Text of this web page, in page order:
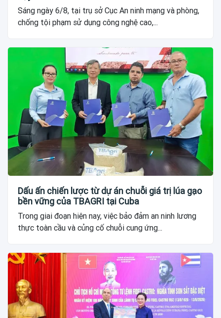
Sáng ngày 6/8, tại trụ sở Cục An ninh mạng và phòng,
chống tội phạm sử dụng công nghệ cao,...
Dấu ấn chiến lược từ dự án chuỗi giá trị lúa gạo
bền vững của TBAGRI tại Cuba
Trong giai đoạn hiện nay, việc bảo đảm an ninh lương
thực toàn cầu và củng cố chuỗi cung ứng...